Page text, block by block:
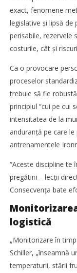
exact, fenomene
legislative și lipsă de
perisabile, rezervele
costurile, cât și
Ca o provocare
proceselor
trebuie să fie
principiul “cui pe cui
intensitatea de la
anduranţă pe care
antrenamentele
“Aceste discipline te
pregătirii – lecţii
Consecvenţa bate
logistică
„Monitorizare în
Schiller, „înseamnă
temperaturii, stării